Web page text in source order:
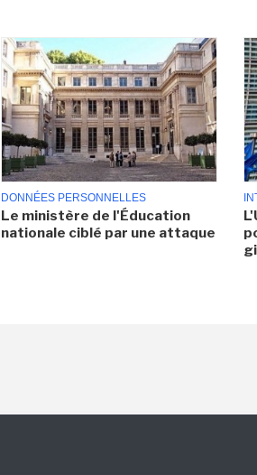
DONNÉES PERSONNELLES
Le ministère de l'Éducation
nationale ciblé par une attaque